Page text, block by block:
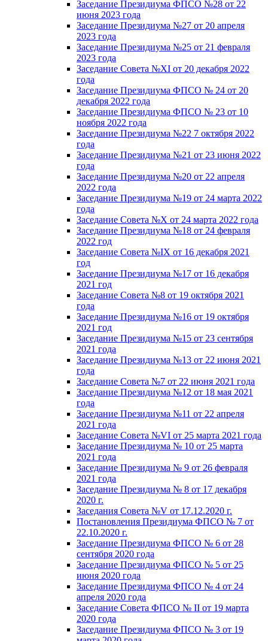
Заседание Президиума ФПСО №28 от 22
июня 2023 года
Заседание Президиума №27 от 20 апреля
2023 года
Заседание Президиума №25 от 21 февраля
2023 года
Заседание Совета №XI от 20 декабря 2022
года
Заседание Президиума ФПСО № 24 от 20
декабря 2022 года
Заседание Президиума ФПСО № 23 от 10
ноября 2022 года
Заседание Президиума №22 7 октября 2022
года
Заседание Президиума №21 от 23 июня 2022
года
Заседание Президиума №20 от 22 апреля
2022 года
Заседание Президиума №19 от 24 марта 2022
года
Заседание Совета №X от 24 марта 2022 года
Заседание Президиума №18 от 24 февраля
2022 год
Заседание Совета №IX от 16 декабря 2021
год
Заседание Президиума №17 от 16 декабря
2021 год
Заседание Совета №8 от 19 октября 2021
года
Заседание Президиума №16 от 19 октября
2021 год
Заседание Президиума №15 от 23 сентября
2021 года
Заседание Президиума №13 от 22 июня 2021
года
Заседание Совета №7 от 22 июня 2021 года
Заседание Президиума №12 от 18 мая 2021
года
Заседание Президиума №11 от 22 апреля
2021 года
Заседание Совета №VI от 25 марта 2021 года
Заседание Президиума № 10 от 25 марта
2021 года
Заседание Президиума № 9 от 26 февраля
2021 года
Заседание Президиума № 8 от 17 декабря
2020 г.
Заседания Совета №V от 17.12.2020 г.
Постановления Президиума ФПСО № 7 от
22.10.2020 г.
Заседание Президиума ФПСО № 6 от 28
сентября 2020 года
Заседание Президиума ФПСО № 5 от 25
июня 2020 года
Заседание Президиума ФПСО № 4 от 24
апреля 2020 года
Заседание Совета ФПСО № II от 19 марта
2020 года
Заседание Президиума ФПСО № 3 от 19